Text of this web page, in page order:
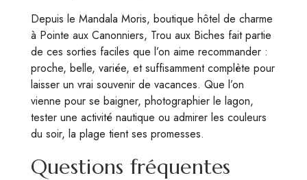
Depuis le Mandala Moris, boutique hôtel de charme
à Pointe aux Canonniers, Trou aux Biches fait partie
de ces sorties faciles que l’on aime recommander :
proche, belle, variée, et suffisamment complète pour
laisser un vrai souvenir de vacances. Que l’on
vienne pour se baigner, photographier le lagon,
tester une activité nautique ou admirer les couleurs
du soir, la plage tient ses promesses.
Questions fréquentes